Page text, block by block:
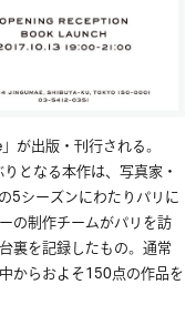
が出版・刊行される。
となる本作は、写真家・
シーズンにわたりパリに
の制作チームがパリを訪
裏を記録したもの。通常
からおよそ150点の作品を